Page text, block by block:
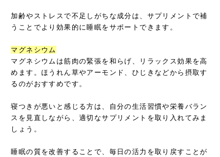
加齢やストレスで不足しがちな成分は、サプリメントで補
うことでより効果的に睡眠をサポートできます。
マグネシウム
マグネシウムは筋肉の緊張を和らげ、リラックス効果を高
めます。ほうれん草やアーモンド、ひじきなどから摂取す
るのがおすすめです。
寝つきが悪いと感じる方は、自分の生活習慣や栄養バラン
スを見直しながら、適切なサプリメントを取り入れてみま
しょう。
睡眠の質を改善することで、毎日の活力を取り戻すことが